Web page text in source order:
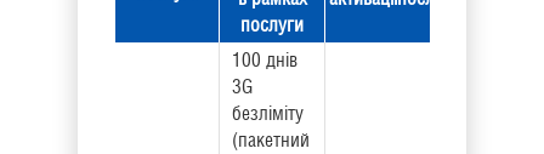
послуги
100 днів
3G
безліміту
(пакетний